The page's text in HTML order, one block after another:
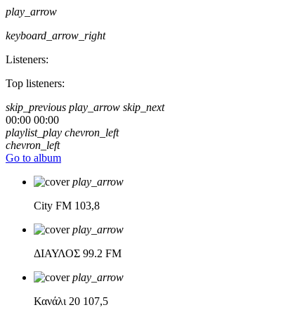
play_arrow
keyboard_arrow_right
Listeners:
Top listeners:
skip_previous play_arrow skip_next
00:00 00:00
playlist_play chevron_left
chevron_left
Go to album
play_arrow
City FM 103,8
play_arrow
ΔΙΑΥΛΟΣ 99.2 FM
play_arrow
Κανάλι 20 107,5